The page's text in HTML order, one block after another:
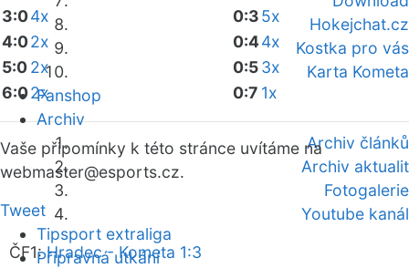
Hokejchat.cz
Kostka pro vás
Karta Kometa
Fanshop
Archiv
Archiv článků
Archiv aktualit
Fotogalerie
Youtube kanál
ČF1:Hradec - Kometa 1:3
3:04x
4:02x
5:02x
6:02x
0:35x
0:44x
0:53x
0:7 1x
Vaše připomínky k této stránce uvítáme na
webmaster@esports.cz.
Tweet
Tipsport extraliga
Přípravná utkání